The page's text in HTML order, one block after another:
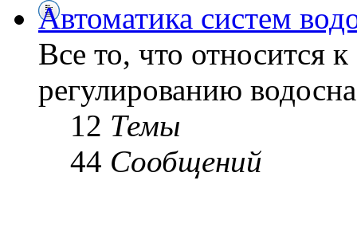
Автоматика систем
Все то, что относится
регулированию
12 Темы
44 Сообщений